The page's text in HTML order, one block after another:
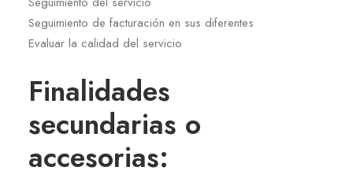
Seguimiento de facturación en sus diferentes
Evaluar la calidad del servicio
Finalidades
secundarias o
accesorias: